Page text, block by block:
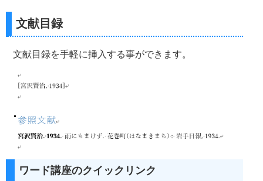
文献目録
文献目録を手軽に挿入する事ができます。
ワード講座のクイックリンク